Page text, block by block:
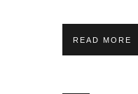
READ MORE